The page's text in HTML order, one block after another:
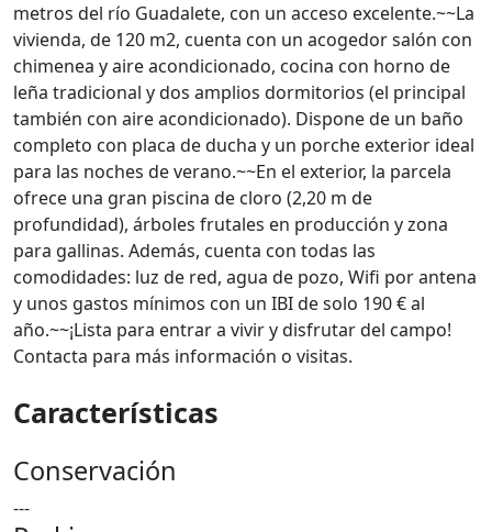
metros del río Guadalete, con un acceso excelente.~~La
vivienda, de 120 m2, cuenta con un acogedor salón con
chimenea y aire acondicionado, cocina con horno de
leña tradicional y dos amplios dormitorios (el principal
también con aire acondicionado). Dispone de un baño
completo con placa de ducha y un porche exterior ideal
para las noches de verano.~~En el exterior, la parcela
ofrece una gran piscina de cloro (2,20 m de
profundidad), árboles frutales en producción y zona
para gallinas. Además, cuenta con todas las
comodidades: luz de red, agua de pozo, Wifi por antena
y unos gastos mínimos con un IBI de solo 190 € al
año.~~¡Lista para entrar a vivir y disfrutar del campo!
Contacta para más información o visitas.
Características
Conservación
---